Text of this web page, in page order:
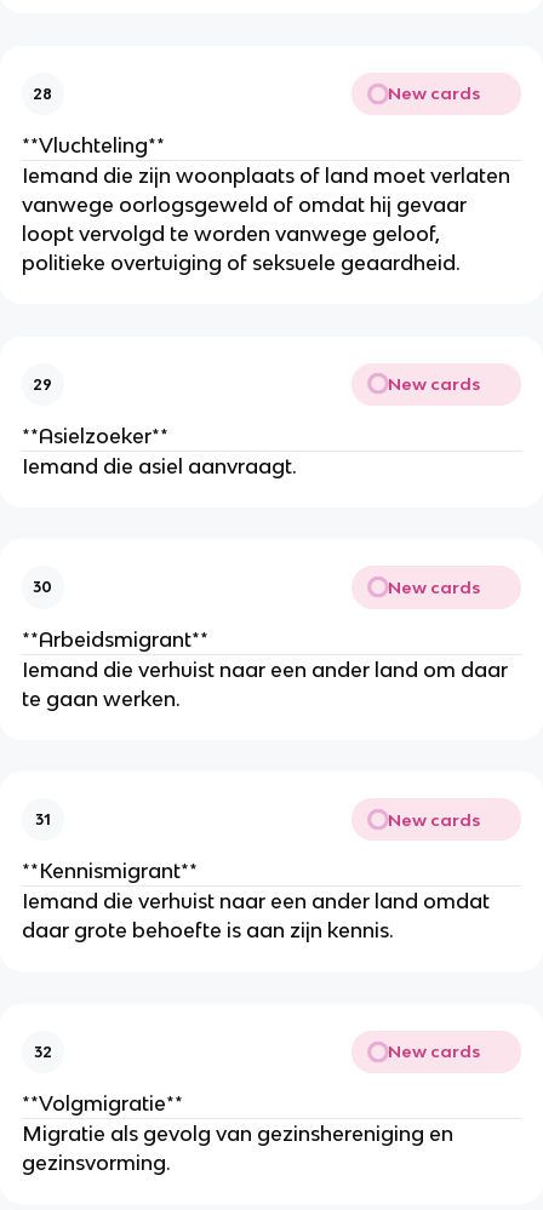
28 New cards
**Vluchteling**
Iemand die zijn woonplaats of land moet verlaten
vanwege oorlogsgeweld of omdat hij gevaar
loopt vervolgd te worden vanwege geloof,
politieke overtuiging of seksuele geaardheid.
29 New cards
**Asielzoeker**
Iemand die asiel aanvraagt.
30 New cards
**Arbeidsmigrant**
Iemand die verhuist naar een ander land om daar
te gaan werken.
31 New cards
**Kennismigrant**
Iemand die verhuist naar een ander land omdat
daar grote behoefte is aan zijn kennis.
32 New cards
**Volgmigratie**
Migratie als gevolg van gezinshereniging en
gezinsvorming.